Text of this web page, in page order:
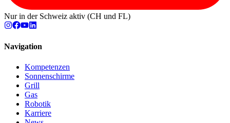
Nur in der Schweiz aktiv (CH und FL)
Navigation
Kompetenzen
Sonnenschirme
Grill
Gas
Robotik
Karriere